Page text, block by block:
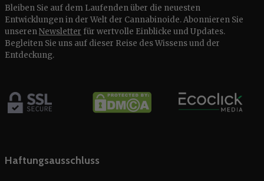
Bleiben Sie auf dem Laufenden über die neuesten
Entwicklungen in der Welt der Cannabinoide. Abonnieren Sie
unserenNewsletter für wertvolle Einblicke und Updates.
Begleiten Sie uns auf dieser Reise des Wissens und der
Entdeckung.
Haftungsausschluss